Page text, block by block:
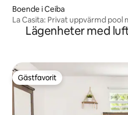
Boende i Ceiba
La Casita: Privat uppvärmd pool
Lägenheter med
Gästfavorit
Gästfavorit